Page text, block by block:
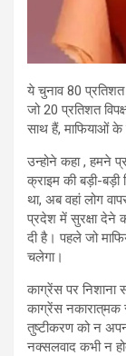
ये चुनाव 80
जो 20 प्रतिशत
साथ हैं, माफियाओं के
उन्होने कहा , हमने
क्राइम की बड़ी-बड़ी
था, अब वहां लोग
प्रदेश में सुरक्षा देने
दी है। पहले जो
चलेगा।
काग्रेंस पर
काग्रेंस नकारात्­मक
तुष्टीकरण को न
नक्सलवाद कभी न